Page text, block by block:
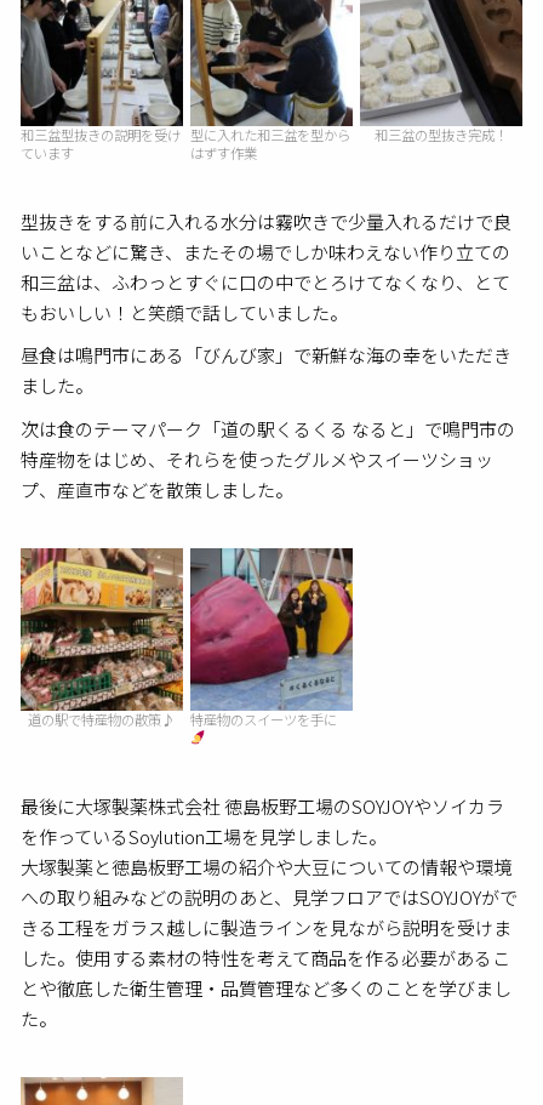
和三盆型抜きの説明を受け
ています
型に入れた和三盆を型から
はずす作業
和三盆の型抜き完成！
型抜きをする前に入れる水分は霧吹きで少量入れるだけで良
いことなどに驚き、またその場でしか味わえない作り立ての
和三盆は、ふわっとすぐに口の中でとろけてなくなり、とて
もおいしい！と笑顔で話していました。
昼食は鳴門市にある「びんび家」で新鮮な海の幸をいただき
ました。
次は食のテーマパーク「道の駅くるくる なると」で鳴門市の
特産物をはじめ、それらを使ったグルメやスイーツショッ
プ、産直市などを散策しました。
道の駅で特産物の散策♪ 特産物のスイーツを手に
最後に大塚製薬株式会社 徳島板野工場のSOYJOYやソイカラ
を作っているSoylution工場を見学しました。
大塚製薬と徳島板野工場の紹介や大豆についての情報や環境
への取り組みなどの説明のあと、見学フロアではSOYJOYがで
きる工程をガラス越しに製造ラインを見ながら説明を受けま
した。使用する素材の特性を考えて商品を作る必要があるこ
とや徹底した衛生管理・品質管理など多くのことを学びまし
た。